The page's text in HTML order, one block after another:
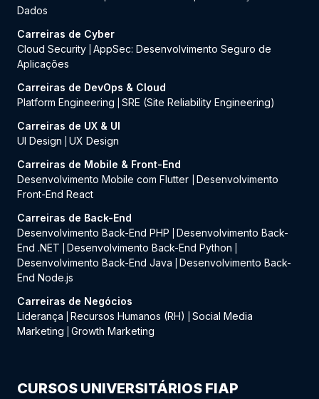
Dados
Carreiras de Cyber
Cloud Security AppSec: Desenvolvimento Seguro de
Aplicações
Carreiras de DevOps & Cloud
Platform Engineering
SRE (Site Reliability Engineering)
Carreiras de UX & UI
UI Design
UX Design
Carreiras de Mobile & Front-End
Desenvolvimento Mobile com Flutter
Desenvolvimento
Front-End React
Carreiras de Back-End
Desenvolvimento Back-End PHP
Desenvolvimento Back-
End .NET
Desenvolvimento Back-End Python
Desenvolvimento Back-End Java
Desenvolvimento Back-
End Node.js
Carreiras de Negócios
Liderança
Recursos Humanos (RH)
Social Media
Marketing
Growth Marketing
CURSOS UNIVERSITÁRIOS FIAP